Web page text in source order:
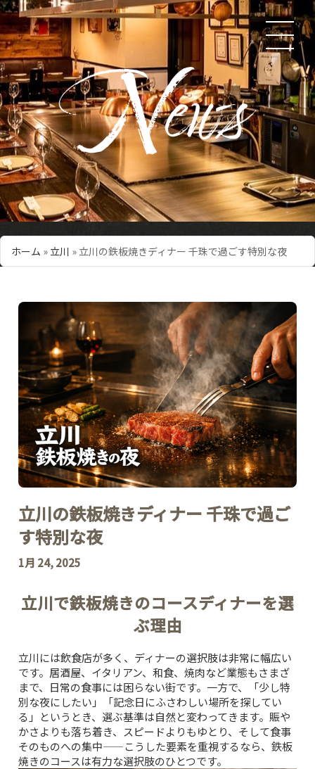
ホーム » 立川 » 立川の鉄板焼きディナー 千珠で過ごす特別な夜
立川の鉄板焼きディナー 千珠で過ご
す特別な夜
1月 24, 2025
立川で鉄板焼きのコースディナーを選
ぶ理由
立川には飲食店が多く、ディナーの選択肢は非常に幅広い
です。居酒屋、イタリアン、和食、焼肉など業態もさまざ
まで、日常の食事には困らない街です。一方で、「少し特
別な夜にしたい」「記念日にふさわしい場所を探してい
る」というとき、選ぶ基準は自然と変わってきます。賑や
かさよりも落ち着き、スピードよりもゆとり、そして食事
そのものへの集中——こうした要素を重視するなら、鉄板
焼きのコースは有力な選択肢のひとつです。